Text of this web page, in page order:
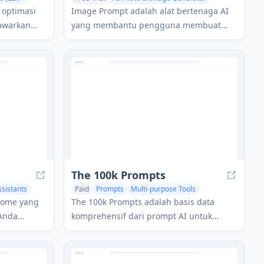
nyata dan
AI
AI Illustration Generator
Prompts
Image Prompt adalah alat bertenaga AI
yang membantu pengguna membuat
deskripsi tekstual yang rinci untuk
mengonversi gambar yang ada menjadi
yang
teks
The 100k Prompts
Paid Prompts
Multi-purpose Tools
Large Language Models (LLMs)
The 100k Prompts adalah basis data
komprehensif dari prompt AI untuk
ChatGPT, Midjourney, dan alat AI lainnya,